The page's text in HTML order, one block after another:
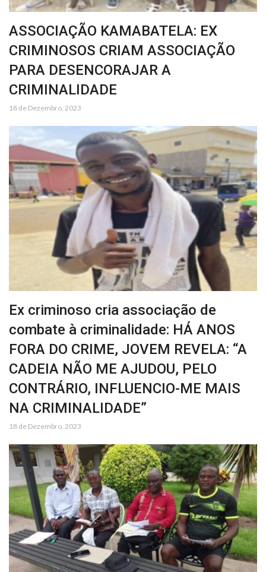
ASSOCIAÇÃO KAMABATELA: EX
CRIMINOSOS CRIAM ASSOCIAÇÃO
PARA DESENCORAJAR A
CRIMINALIDADE
18 de Dezembro, 2023
Ex criminoso cria associação de
combate à criminalidade: HÁ ANOS
FORA DO CRIME, JOVEM REVELA: “A
CADEIA NÃO ME AJUDOU, PELO
CONTRÁRIO, INFLUENCIO-ME MAIS
NA CRIMINALIDADE”
18 de Dezembro, 2023